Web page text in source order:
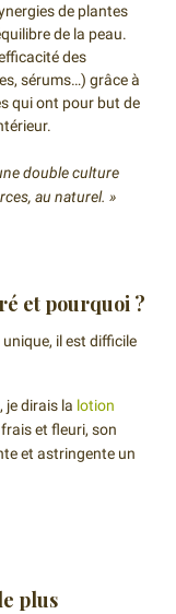
de plantes
de la peau.
des
sérums…) grâce à
qui ont pour but de
double culture
au naturel. »
et pourquoi ?
il est difficile
je dirais la lotion
et fleuri, son
et astringente un
plus